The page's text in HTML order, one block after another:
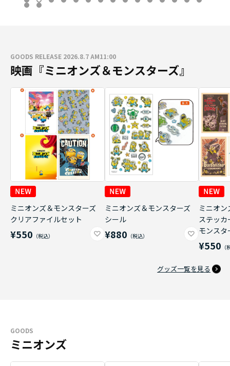
GOODS RELEASE 2026.8.7 AM11:00
映画『ミニオンズ＆モンスターズ』
ミニオンズ＆モンスターズ
クリアファイルセット
¥550
ミニオンズ＆モンスターズ
シール
¥880
ミニオ
ステッ
モンスタ
¥550
グッズ一覧を見る
GOODS
ミニオンズ